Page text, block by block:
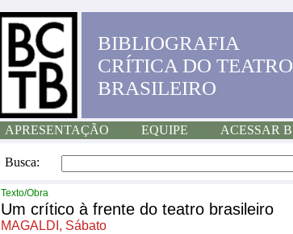
BIBLIOGRAFIA
CRÍTICA DO TEATRO
BRASILEIRO
APRESENTAÇÃO EQUIPE ACESSAR
Busca:
Texto/Obra
Um crítico à frente do teatro brasileiro
MAGALDI, Sábato